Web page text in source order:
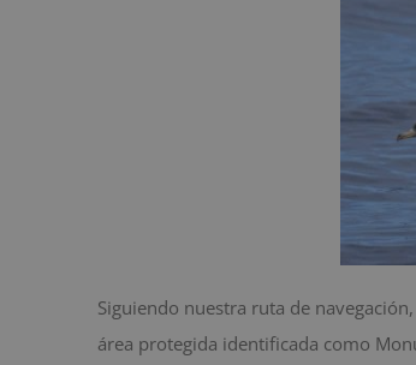
Siguiendo nuestra ruta de
área protegida identificada como